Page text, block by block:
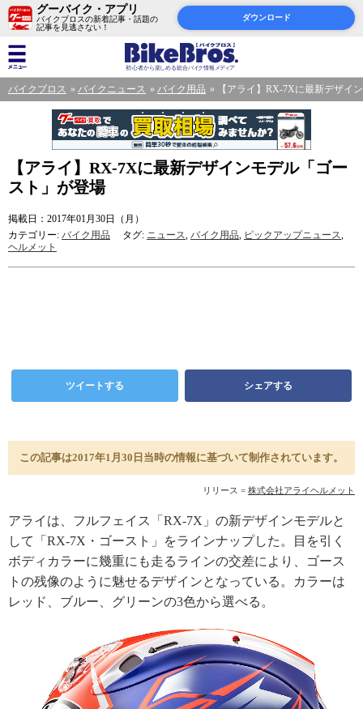
グーバイク・アプリ
バイクブロスの新着記事・話題の
記事を見逃さない！
ダウンロード
バイクブロス バイクニュース バイク用品 【アライ】RX-7Xに最新デザイ
【アライ】RX-7Xに最新デザインモデル「ゴー
スト」が登場
掲載日：2017年01月30日（月）
カテゴリー: バイク用品 タグ: ニュース, バイク用品, ピックアップニュース,
ヘルメット
ツイートする シェアする
この記事は2017年1月30日当時の情報に基づいて制作されています。
リリース = 株式会社アライヘルメット
アライは、フルフェイス「RX-7X」の新デザインモデルと
して「RX-7X・ゴースト」をラインナップした。目を引く
ボディカラーに幾重にも走るラインの交差により、ゴース
トの残像のように魅せるデザインとなっている。カラーは
レッド、ブルー、グリーンの3色から選べる。